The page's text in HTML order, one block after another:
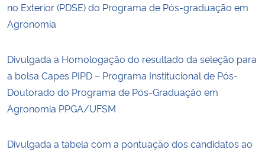
no Exterior (PDSE) do Programa de Pós-graduação em
Agronomia
Divulgada a Homologação do resultado da seleção para
a bolsa Capes PIPD – Programa Institucional de Pós-
Doutorado do Programa de Pós-Graduação em
Agronomia PPGA/UFSM
Divulgada a tabela com a pontuação dos candidatos ao